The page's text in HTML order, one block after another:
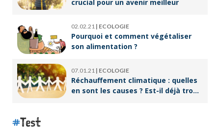
crucial pour un avenir meilleur
02.02.21 | ECOLOGIE
Pourquoi et comment végétaliser
son alimentation ?
07.01.21 | ECOLOGIE
Réchauffement climatique : quelles
en sont les causes ? Est-il déjà trop
Test